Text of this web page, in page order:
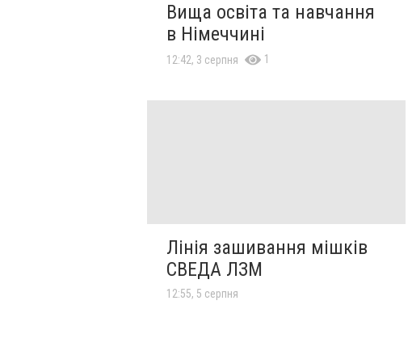
Вища освіта та навчання
в Німеччині
12:42, 3 серпня 1
Лінія зашивання мішків
СВЕДА ЛЗМ
12:55, 5 серпня